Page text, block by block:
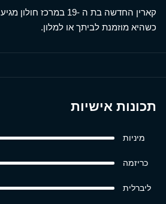
קארין החדשה בת ה -19
כשהיא מוזמנת לביתך או למלון.
תכונות אישיות
מיניות
כריזמה
ליברלית